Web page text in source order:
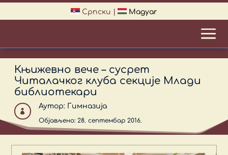
Српски Magyar
Књижевно вече – сусрет
Читалачког клуба секције Млади
библиотекари

Аутор: Гимназија
Објављено: 28. септембар 2016.